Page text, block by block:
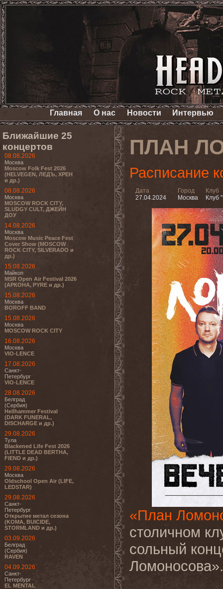
Главная О нас Новости Интервью
Ближайшие 25
концертов
08.08.2026
Москва
Moscow Folk Fest 2026
(HELVEGEN, ЛЕДЪ, ХРЕН
и др.)
08.08.2026
Москва
MOSCOW ROCK CITY,
SLUDGY CULT, ДЖЕЙН
ДОУ
14.08.2026
Москва
Moscow Music Peace Fest
Cover Show (MOSCOW
ROCK CITY, SILVERADO и
др.)
15.08.2026
Майкоп
MSR Open Air Festival 2026
(АРКОНА, PYRE и др.)
15.08.2026
Москва
BOROFF BAND
15.08.2026
Москва
MOSCOW ROCK CITY
16.08.2026
Москва
VIO-LENCE
17.08.2026
Санкт-
Петербург
VIO-LENCE
28.08.2026
Белград
(Сербия)
Hellhammer Festival
(DARK FUNERAL,
DISCHARGE и др.)
29.08.2026
Тула
Blackened Life Fest 2026
(LITTLE DEAD BERTHA,
FIEND и др.)
29.08.2026
Москва
Oldschool Open Air (LIFE,
LEDSTAR)
29.08.2026
Санкт-
Петербург
Открытие метал сезона
(KOMA, BUICIDE,
STORMLAND и др.)
03.09.2026
Белград
(Сербия)
RAVEN
04.09.2026
Санкт-
Петербург
EL MENTAL
ПЛАН
Расписание
Дата
27.04.2024
Город
Москва
Клуб
Клуб
«План
столичном
сольный
Ломоносова».